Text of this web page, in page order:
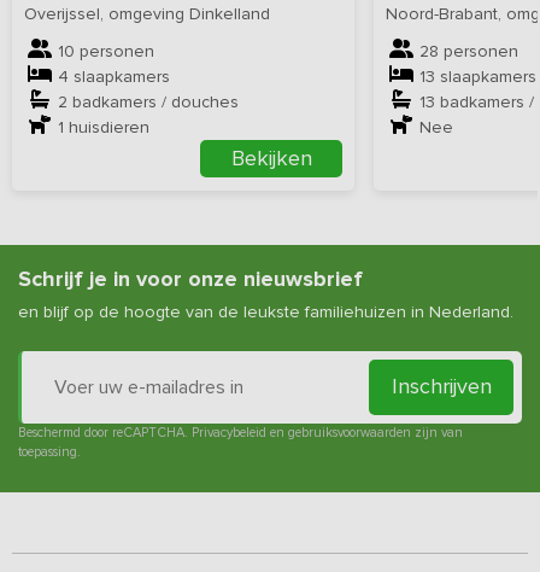
Overijssel, omgeving Dinkelland
10 personen
4 slaapkamers
2 badkamers / douches
1 huisdieren
Bekijken
Noord-Brabant,
28 personen
13 slaapkamers
13 badkamers
Nee
Schrijf je in voor onze nieuwsbrief
en blijf op de hoogte van de leukste familiehuizen in Nederland.
Inschrijven
Beschermd door reCAPTCHA. Privacybeleid en gebruiksvoorwaarden zijn van
toepassing.